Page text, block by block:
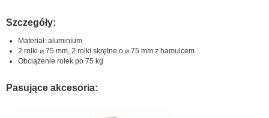
Szczegóły:
Materiał: aluminium
2 rolki ⌀ 75 mm, 2 rolki skrętne o ⌀ 75 mm z hamulcem
Obciążenie rolek po 75 kg
Pasujące akcesoria: